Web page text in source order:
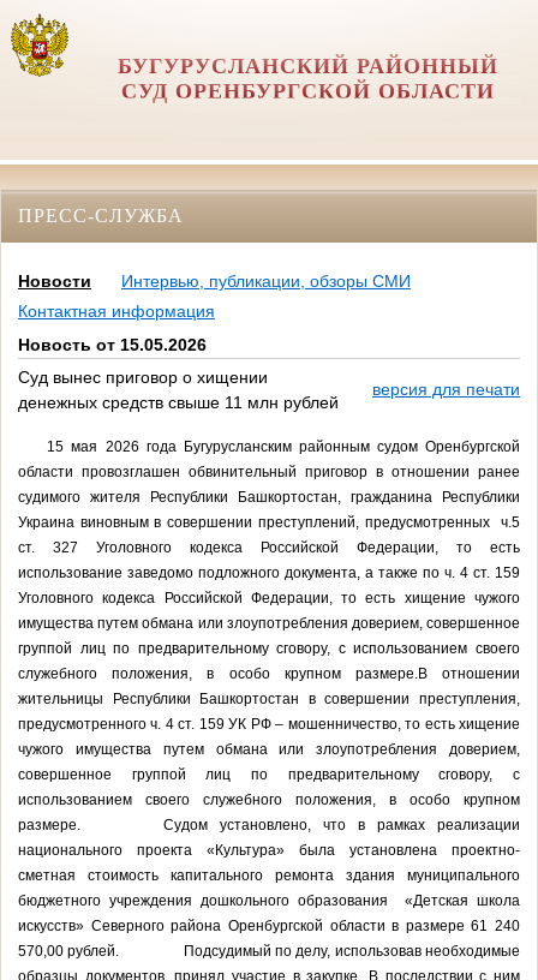
БУГУРУСЛАНСКИЙ РАЙОННЫЙ
СУД ОРЕНБУРГСКОЙ ОБЛАСТИ
ПРЕСС-СЛУЖБА
Новости
Интервью, публикации, обзоры СМИ
Контактная информация
Новость от 15.05.2026
Суд вынес приговор о хищении
денежных средств свыше 11 млн рублей
версия для печати
15 мая 2026 года Бугурусланским районным судом Оренбургской
области провозглашен обвинительный приговор в отношении ранее
судимого жителя Республики Башкортостан, гражданина Республики
Украина виновным в совершении преступлений, предусмотренных ч.5
ст. 327 Уголовного кодекса Российской Федерации, то есть
использование заведомо подложного документа, а также по ч. 4 ст. 159
Уголовного кодекса Российской Федерации, то есть хищение чужого
имущества путем обмана или злоупотребления доверием, совершенное
группой лиц по предварительному сговору, с использованием своего
служебного положения, в особо крупном размере.В отношении
жительницы Республики Башкортостан в совершении преступления,
предусмотренного ч. 4 ст. 159 УК РФ – мошенничество, то есть хищение
чужого имущества путем обмана или злоупотребления доверием,
совершенное группой лиц по предварительному сговору, с
использованием своего служебного положения, в особо крупном
размере. Судом установлено, что в рамках реализации
национального проекта «Культура» была установлена проектно-
сметная стоимость капитального ремонта здания муниципального
бюджетного учреждения дошкольного образования «Детская школа
искусств» Северного района Оренбургской области в размере 61 240
570,00 рублей. Подсудимый по делу, использовав необходимые
образцы документов, принял участие в закупке. В последствии с ним